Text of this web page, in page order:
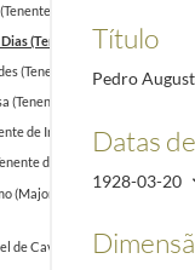
de Infantaria)
(Tenente de Infantaria)
(Tenente de Infantaria)
(Tenente de Infantaria)
de Infantaria)1928-03-09/
de Infantaria)
(Major de Infantaria) 1928-03-
de Cavalaria) 1921-03-01/
Título
Pedro
Datas
1928-03-20